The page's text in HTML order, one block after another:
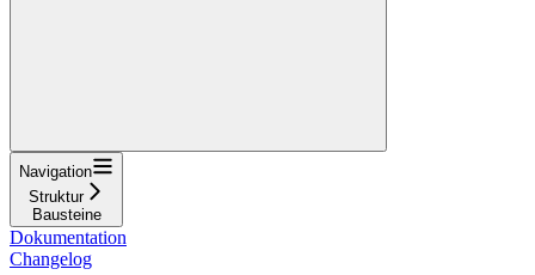
Navigation
Struktur
Bausteine
Dokumentation
Changelog